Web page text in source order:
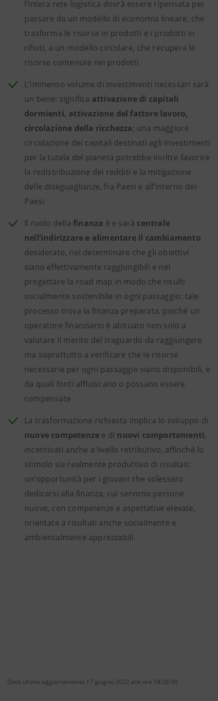
l’intera rete logistica dovrà essere ripensata per
passare da un modello di economia lineare, che
trasforma le risorse in prodotti e i prodotti in
rifiuti, a un modello circolare, che recupera le
risorse contenute nei prodotti
L’immenso volume di investimenti necessari sarà
un bene: significa attivazione di capitali
dormienti, attivazione del fattore lavoro,
circolazione della ricchezza; una maggiore
circolazione dei capitali destinati agli investimenti
per la tutela del pianeta potrebbe inoltre favorire
la redistribuzione dei redditi e la mitigazione
delle diseguaglianze, fra Paesi e all’interno dei
Paesi
Il ruolo della finanza è e sarà centrale
nell’indirizzare e alimentare il cambiamento
desiderato, nel determinare che gli obiettivi
siano effettivamente raggiungibili e nel
progettare la road map in modo che risulti
socialmente sostenibile in ogni passaggio: tale
processo trova la finanza preparata, poiché un
operatore finanziario è abituato non solo a
valutare il merito del traguardo da raggiungere
ma soprattutto a verificare che le risorse
necessarie per ogni passaggio siano disponibili, e
da quali fonti affluiscano o possano essere
compensate
La trasformazione richiesta implica lo sviluppo di
nuove competenze e di nuovi comportamenti,
incentivati anche a livello retributivo, affinché lo
stimolo sia realmente produttivo di risultati:
un’opportunità per i giovani che volessero
dedicarsi alla finanza, cui servono persone
nuove, con competenze e aspettative elevate,
orientate a risultati anche socialmente e
ambientalmente apprezzabili.
Data ultimo aggiornamento 17 giugno 2022 alle ore 18:26:00